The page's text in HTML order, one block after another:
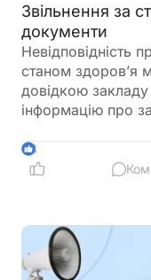
Звільнення за
документи
Невідповідність
станом здоров’я
довідкою
інформацію про
4